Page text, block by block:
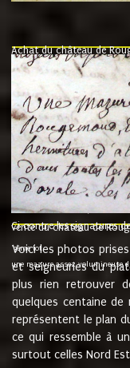
Achat du château de
"l'an mil six cent
nommé fut présent
vend, purement
et chavannes conseiller
que le dit seigneur
de la Velliere tout ainsi
présent......"
suivent les rentes,
Ci contre les signatures
vente du château de
"3ème lot
une mazure assez volumineuse
Voici les photos
et seigneuries du
plus rien retrouver
quelques centaine
représentent le plan
ce qui ressemble à
surtout celles Nord